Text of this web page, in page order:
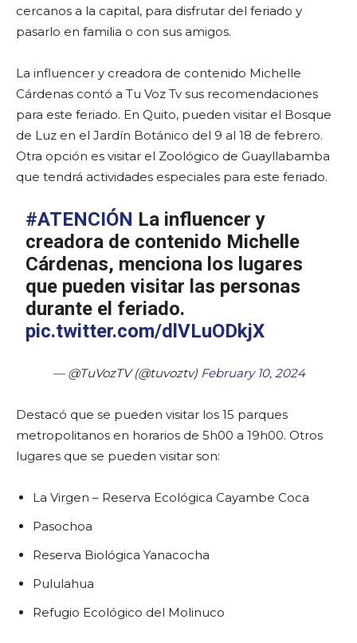
cercanos a la capital, para disfrutar del feriado y
pasarlo en familia o con sus amigos.
La influencer y creadora de contenido Michelle
Cárdenas contó a Tu Voz Tv sus recomendaciones
para este feriado. En Quito, pueden visitar el Bosque
de Luz en el Jardín Botánico del 9 al 18 de febrero.
Otra opción es visitar el Zoológico de Guayllabamba
que tendrá actividades especiales para este feriado.
#ATENCIÓN La influencer y
creadora de contenido Michelle
Cárdenas, menciona los lugares
que pueden visitar las personas
durante el feriado.
pic.twitter.com/dlVLuODkjX
— @TuVozTV (@tuvoztv) February 10, 2024
Destacó que se pueden visitar los 15 parques
metropolitanos en horarios de 5h00 a 19h00. Otros
lugares que se pueden visitar son:
La Virgen – Reserva Ecológica Cayambe Coca
Pasochoa
Reserva Biológica Yanacocha
Pululahua
Refugio Ecológico del Molinuco